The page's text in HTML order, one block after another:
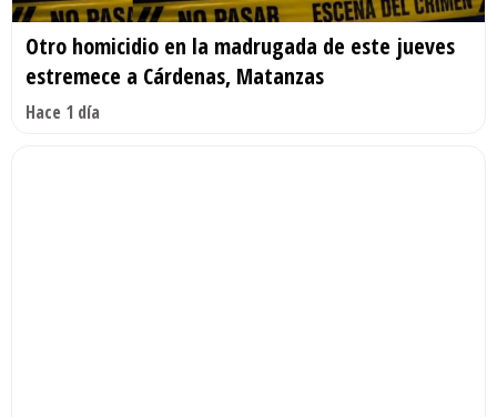
Otro homicidio en la madrugada de este jueves
estremece a Cárdenas, Matanzas
Hace 1 día